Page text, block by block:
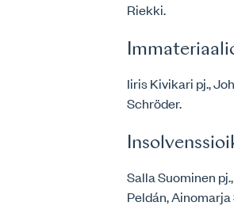
Riekki.
Iiris Kivikari pj.,
Schröder.
Salla Suominen
Peldán,